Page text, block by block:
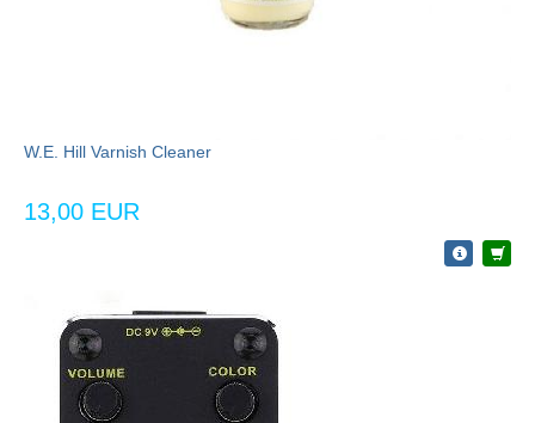
W.E. Hill Varnish Cleaner
13,00 EUR